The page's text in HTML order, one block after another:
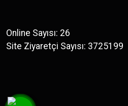
Online Sayısı: 26
Site Ziyaretçi Sayısı: 3725199